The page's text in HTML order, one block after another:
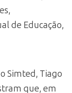
de Educação,
Simted, Tiago
que, em